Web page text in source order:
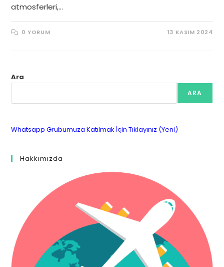
atmosferleri,…
0 YORUM 13 KASIM 2024
Ara
ARA
Whatsapp Grubumuza Katılmak İçin Tıklayınız (Yeni)
Hakkımızda